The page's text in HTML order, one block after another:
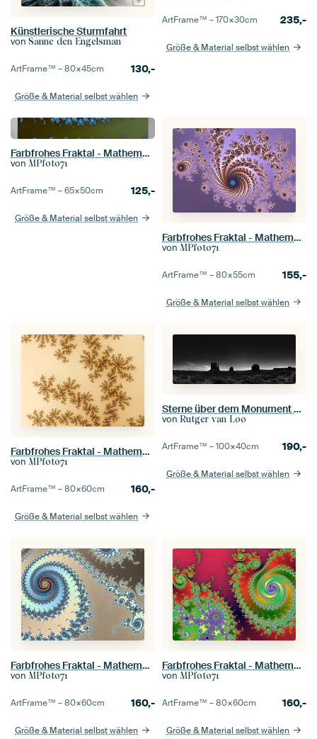
Künstlerische Sturmfahrt
von Sanne den Engelsman
ArtFrame™ –80×45cm 130,-
Größe & Material selbst wählen
ArtFrame™ –170×30cm 235,-
Größe & Material selbst wählen
Farbfrohes Fraktal - Mathematik - Mandelbrot Menge - Apfelmännchen
von MPfoto71
ArtFrame™ –65×50cm 125,-
Größe & Material selbst wählen
Farbfrohes Fraktal - Mathematik - Mandelbrot
von MPfoto71
ArtFrame™ –80×55cm 155,-
Größe & Material selbst wählen
Farbfrohes Fraktal - Mathematik - Mandelbrot Menge - Apfelmännchen
von MPfoto71
ArtFrame™ –80×60cm 160,-
Größe & Material selbst wählen
Sterne über dem Monument Valley (XXL)
von Rutger van Loo
ArtFrame™ –100×40cm 190,-
Größe & Material selbst wählen
Farbfrohes Fraktal - Mathematik - Mandelbrot Menge - Apfelmännchen
von MPfoto71
ArtFrame™ –80×60cm 160,-
Größe & Material selbst wählen
Farbfrohes Fraktal - Mathematik - Mandelbrot Menge - Apfelmännchen
von MPfoto71
ArtFrame™ –80×60cm 160,-
Größe & Material selbst wählen